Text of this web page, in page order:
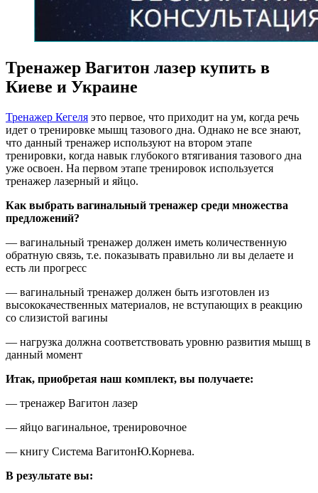
Тренажер Вагитон лазер купить в
Киеве и Украине
Тренажер Кегеля это первое, что приходит на ум, когда речь
идет о тренировке мышц тазового дна. Однако не все знают,
что данный тренажер используют на втором этапе
тренировки, когда навык глубокого втягивания тазового дна
уже освоен. На первом этапе тренировок используется
тренажер лазерный и яйцо.
Как выбрать вагинальный тренажер среди множества
предложений?
— вагинальный тренажер должен иметь количественную
обратную связь, т.е. показывать правильно ли вы делаете и
есть ли прогресс
— вагинальный тренажер должен быть изготовлен из
высококачественных материалов, не вступающих в реакцию
со слизистой вагины
— нагрузка должна соответствовать уровню развития мышц в
данный момент
Итак, приобретая наш комплект, вы получаете:
— тренажер Вагитон лазер
— яйцо вагинальное, тренировочное
— книгу Система ВагитонЮ.Корнева.
В результате вы: